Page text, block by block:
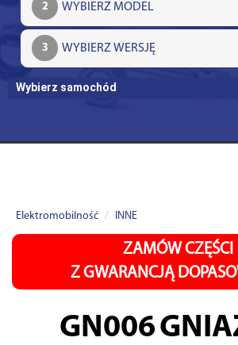
2
3
Wybierz samochód
Elektromobilność INNE
ZAMÓW CZĘŚCI
Z GWARANCJĄ
GN006